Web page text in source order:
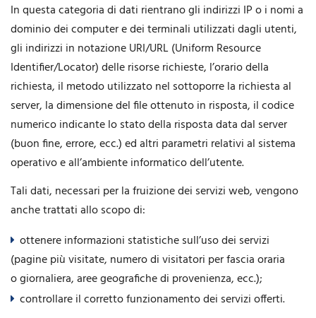
In questa categoria di dati rientrano gli indirizzi IP o i nomi a
dominio dei computer e dei terminali utilizzati dagli utenti,
gli indirizzi in notazione URI/URL (Uniform Resource
Identifier/Locator) delle risorse richieste, l’orario della
richiesta, il metodo utilizzato nel sottoporre la richiesta al
server, la dimensione del file ottenuto in risposta, il codice
numerico indicante lo stato della risposta data dal server
(buon fine, errore, ecc.) ed altri parametri relativi al sistema
operativo e all’ambiente informatico dell’utente.
Tali dati, necessari per la fruizione dei servizi web, vengono
anche trattati allo scopo di:
ottenere informazioni statistiche sull’uso dei servizi
(pagine più visitate, numero di visitatori per fascia oraria
o giornaliera, aree geografiche di provenienza, ecc.);
controllare il corretto funzionamento dei servizi offerti.